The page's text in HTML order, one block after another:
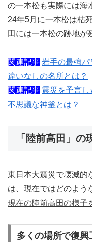
の一本松も実際には海
24年5月に一本松は枯
田には一本松の跡地が
関連記事 岩手の最強
違いなしの名所とは？
関連記事 震災を予言
不思議な神釜とは？
「陸前高田」
東日本大震災で壊滅的
は、現在ではどのよう
現在の陸前高田の様子
多くの場所で復興